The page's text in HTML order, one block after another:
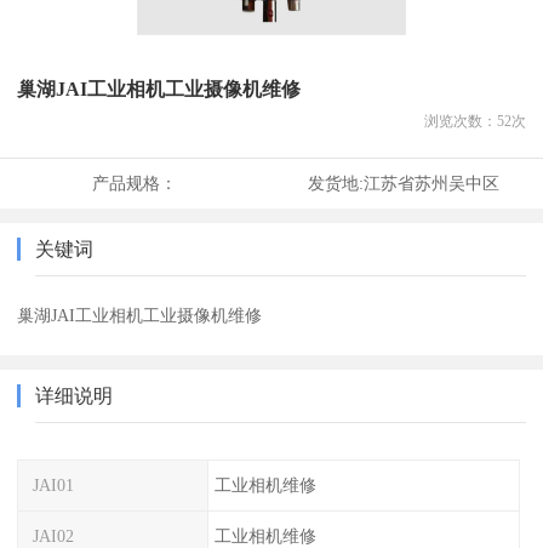
巢湖JAI工业相机工业摄像机维修
浏览次数： 52次
产品规格： 发货地:江苏省苏州吴中区
关键词
巢湖JAI工业相机工业摄像机维修
详细说明
JAI01 工业相机维修
JAI02 工业相机维修